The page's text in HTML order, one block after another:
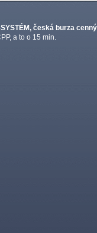
česká burza
a to o 15 min.